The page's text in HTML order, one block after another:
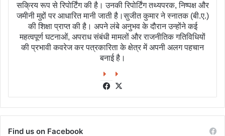
सक्रिय रूप से रिपोर्टिंग की है। उनकी रिपोर्टिंग तथ्यपरक, निष्पक्ष और
जमीनी मुद्दों पर आधारित मानी जाती है।सुजीत कुमार ने स्नातक (बी.ए.)
की शिक्षा प्राप्त की है। अपने लंबे अनुभव के दौरान उन्होंने कई
महत्वपूर्ण घटनाओं, अपराध संबंधी मामलों और राजनीतिक गतिविधियों
की प्रभावी कवरेज कर पत्रकारिता के क्षेत्र में अपनी अलग पहचान
बनाई है।
Facebook
Find us on Facebook